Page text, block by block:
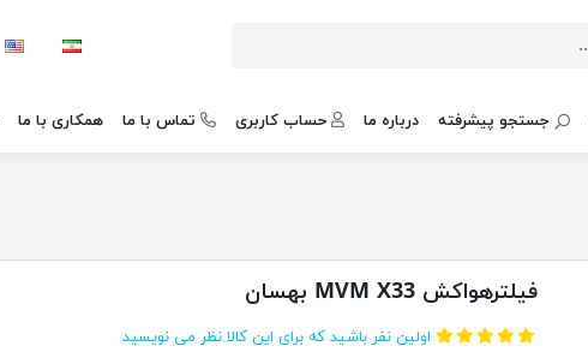
جستجو پیشرفته درباره ما حساب کاربری تماس با ما همکاری با ما
فیلترهواکش MVM X33 بهسان
اولین نفر باشید که برای این کالا نظر می نویسید